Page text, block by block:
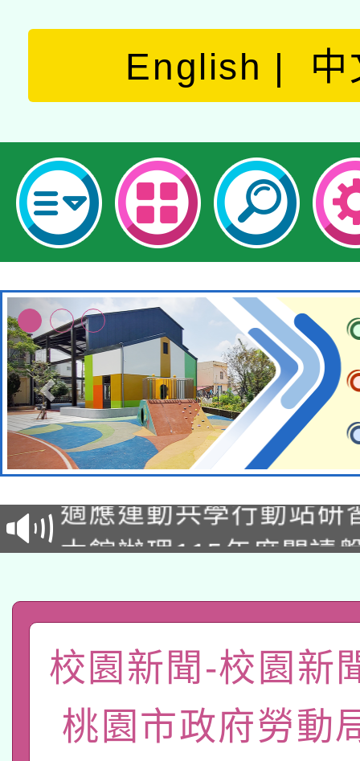
English 中
本校115學年度第2次
招甄選結果公告(無人
招)
適應運動共學行動站研
本館辦理115年度閱讀
礎課程
A3數位素養講師名單
「數位內容與教學軟體
pilot」
有關大陸委員會函釋公
薪期間赴陸應申請許可
轉知經濟部水利署委託
校園新聞-校園新
桃園市政府勞動